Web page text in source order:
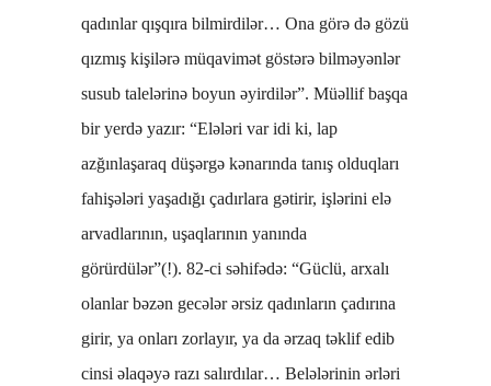
qadınlar qışqıra bilmirdilər… Ona görə də gözü
qızmış kişilərə müqavimət göstərə bilməyənlər
susub talelərinə boyun əyirdilər”. Müəllif başqa
bir yerdə yazır: “Elələri var idi ki, lap
azğınlaşaraq düşərgə kənarında tanış olduqları
fahişələri yaşadığı çadırlara gətirir, işlərini elə
arvadlarının, uşaqlarının yanında
görürdülər”(!). 82-ci səhifədə: “Güclü, arxalı
olanlar bəzən gecələr ərsiz qadınların çadırına
girir, ya onları zorlayır, ya da ərzaq təklif edib
cinsi əlaqəyə razı salırdılar… Belələrinin ərləri